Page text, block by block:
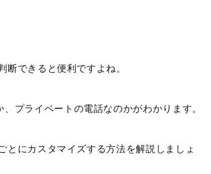
断できると便利ですよね。
プライベートの電話なのかがわかります。
にカスタマイズする方法を解説しましょ